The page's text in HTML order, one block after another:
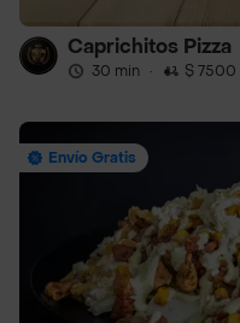
Caprichitos Pizza
30 min · $ 7500
Envío Gratis